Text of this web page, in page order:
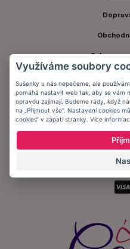
Ochrana
Zůstaňte s
Využíváme soubory
Sušenky u nás nepečeme, ale
pomáhá nastavit web tak, aby se vám
opravdu zajímají. Budeme rády, když
na „Přijmout vše“. Nastavení cookies
cookies“ v zápatí stránky. Více